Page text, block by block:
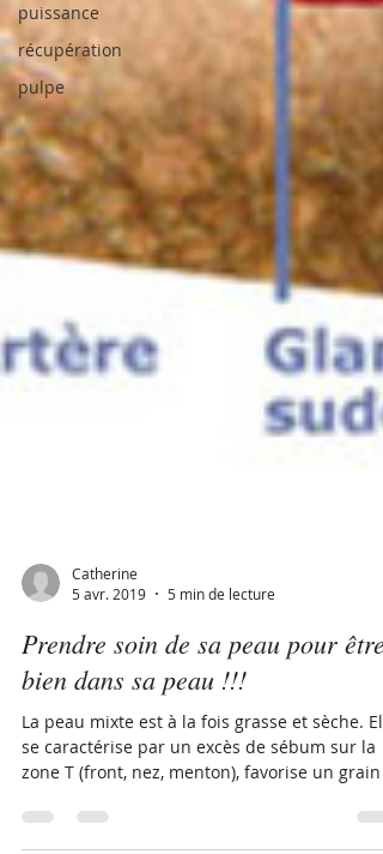
puissance
récupération
pulpe
5 avr. 2019
5 min de lecture
Prendre soin de sa peau pour être
bien dans sa peau !!!
La peau mixte est à la fois grasse et sèche.
zone T (front, nez, menton), favorise un grain